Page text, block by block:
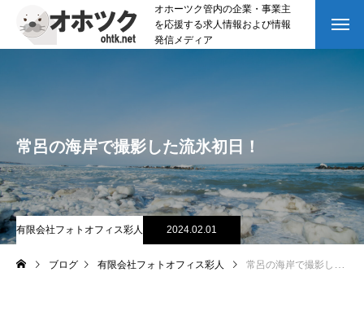
オホーツク管内の企業・事業主
を応援する求人情報および情報
発信メディア
常呂の海岸で撮影した流氷初日！
有限会社フォトオフィス彩人 2024.02.01
ブログ 有限会社フォトオフィス彩人 常呂の海岸で撮影した流氷初日！